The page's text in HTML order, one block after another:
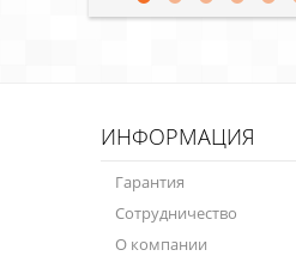
ИНФОРМАЦИЯ
Гарантия
Сотрудничество
О компании